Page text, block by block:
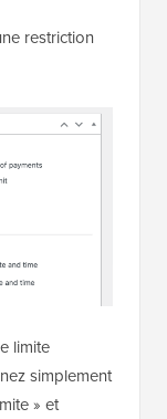
restriction
limite
simplement
» et